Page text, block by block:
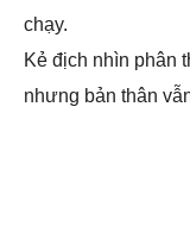
chạy.
Kẻ địch nhìn phân
nhưng bản thân